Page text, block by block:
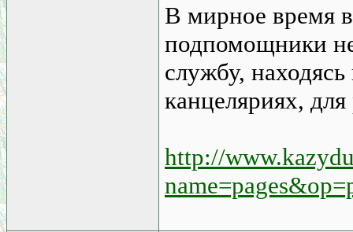
В мирное время
подпомощники
службу,
канцеляриях,
http://